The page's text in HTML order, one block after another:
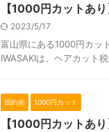
【1000円カットあ
2023/5/17
富山県にある1000円カッ
IWASAKIは、ヘアカット
節約術 1000円カット
【1000円カットあ